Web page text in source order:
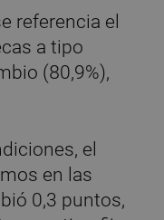
referencia el
a tipo
(80,9%),
el
en las
0,3 puntos,